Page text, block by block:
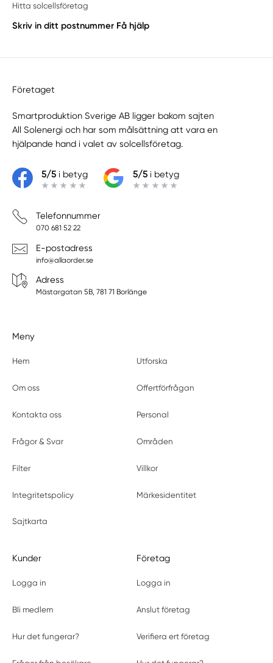
Hitta solcellsföretag
Skriv in ditt postnummer Få hjälp
Företaget
Smartproduktion Sverige AB ligger bakom sajten
All Solenergi och har som målsättning att vara en
hjälpande hand i valet av solcellsföretag.
5/5i betyg 5/5i betyg
Telefonnummer
070 681 52 22
E-postadress
info@allaorder.se
Adress
Mästargatan 5B, 781 71 Borlänge
Meny
Hem Utforska
Om oss Offertförfrågan
Kontakta oss Personal
Frågor & Svar Områden
Filter Villkor
Integritetspolicy Märkesidentitet
Sajtkarta
Kunder
Logga in
Bli medlem
Hur det fungerar?
Företag
Logga in
Anslut företag
Verifiera ert företag